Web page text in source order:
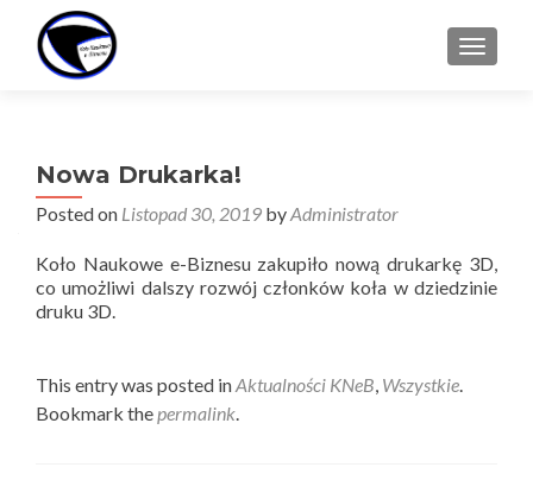
Nowa Drukarka!
Posted on Listopad 30, 2019 byAdministrator
Koło Naukowe e-Biznesu zakupiło nową drukarkę 3D,
co umożliwi dalszy rozwój członków koła w dziedzinie
druku 3D.
This entry was posted inAktualności KNeB, Wszystkie.
Bookmark thepermalink.